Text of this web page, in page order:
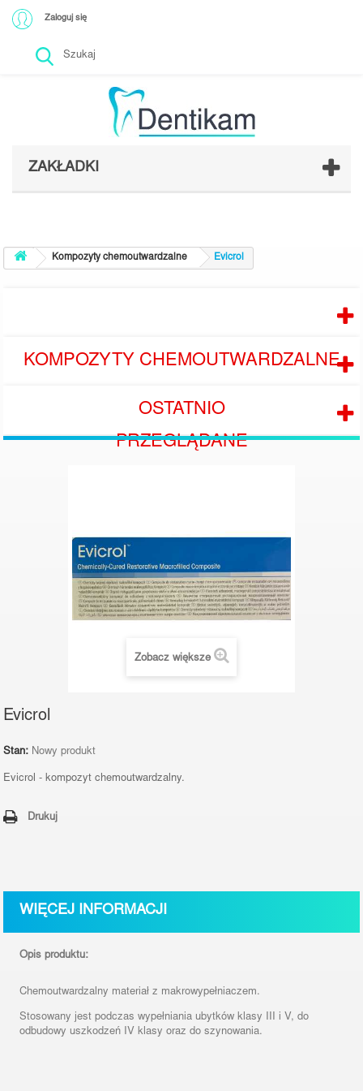
Zaloguj się
ZAKŁADKI
Kompozyty chemoutwardzalne Evicrol
KOMPOZYTY CHEMOUTWARDZALNE
OSTATNIO
PRZEGLĄDANE
Zobacz większe
Evicrol
Stan: Nowy produkt
Evicrol - kompozyt chemoutwardzalny.
Drukuj
WIĘCEJ INFORMACJI
Opis produktu:
Chemoutwardzalny materiał z makrowypełniaczem.
Stosowany jest podczas wypełniania ubytków klasy III i V, do
odbudowy uszkodzeń IV klasy oraz do szynowania.